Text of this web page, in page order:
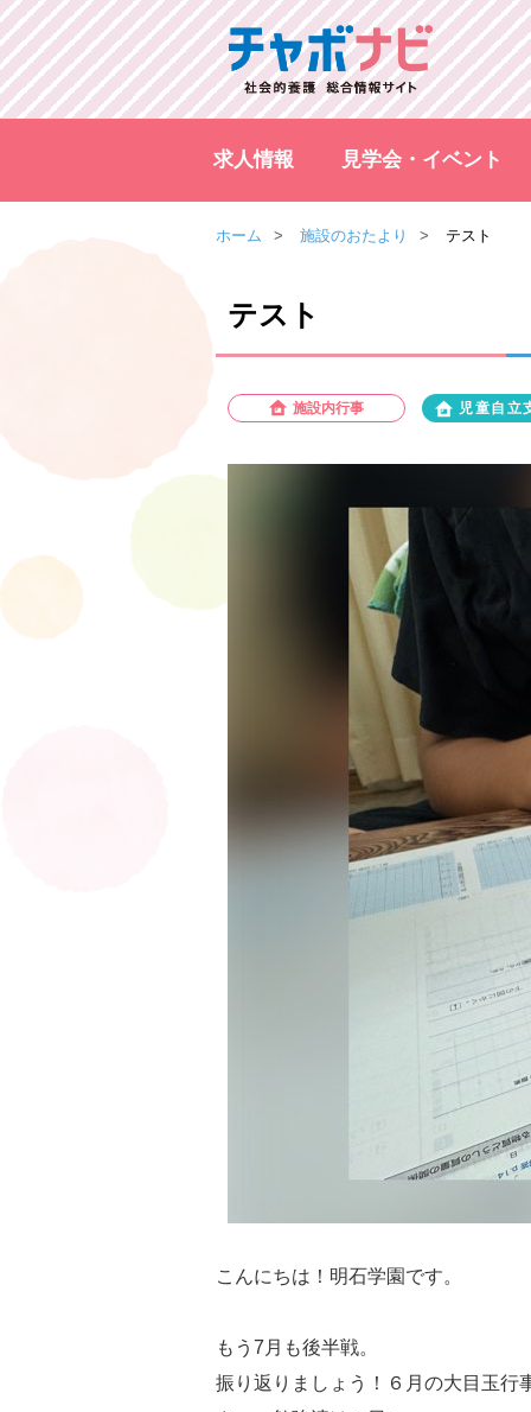
求人情報 見学会・イベント
ホーム 施設のおたより テスト
テスト
施設内行事 児童自立
こんにちは！明石学園です。
もう7月も後半戦。
振り返りましょう！６月の大目玉行